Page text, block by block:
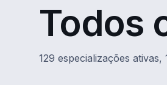
Todos
129 especializações